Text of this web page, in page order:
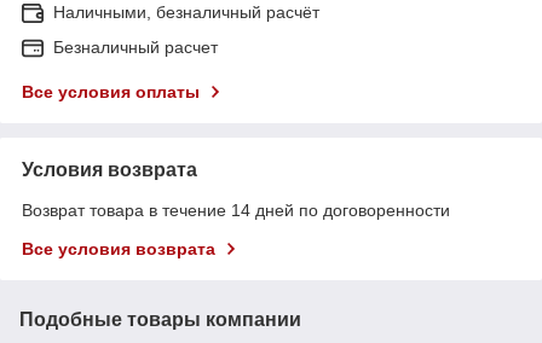
Наличными, безналичный расчёт
Безналичный расчет
Все условия оплаты
Условия возврата
Возврат товара в течение 14 дней по договоренности
Все условия возврата
Подобные товары компании